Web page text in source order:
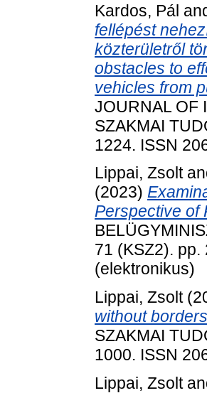
Kardos, Pál
fellépést
közterületről
obstacles to
vehicles from
JOURNAL OF
SZAKMAI
1224. ISSN
Lippai, Zsolt
(2023)
Perspective of
71 (KSZ2).
(elektronikus)
Lippai, Zsolt
without
SZAKMAI
1000. ISSN
Lippai, Zsolt